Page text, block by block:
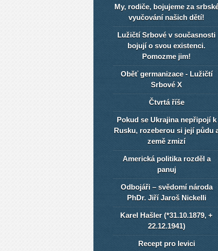
My, rodiče, bojujeme za
vyučování našich dětí!
Lužičtí Srbové v současnosti
bojují o svou existenci.
Pomozme jim!
Oběť germanizace - Lužičtí
Srbové X
Čtvrtá říše
Pokud se Ukrajina nepřipojí k
Rusku, rozeberou si její půdu
země zmizí
Americká politika rozděl a
panuj
Odbojáři – svědomí národa
PhDr. Jiří Jaroš Nickelli
Karel Hašler (*31.10.1879, +
22.12.1941)
Recept pro levici